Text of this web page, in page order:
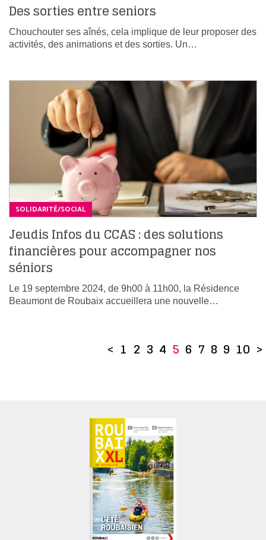
Des sorties entre seniors
Chouchouter ses aînés, cela implique de leur proposer des
activités, des animations et des sorties. Un…
SOLIDARITÉ/SOCIAL
Jeudis Infos du CCAS : des solutions
financières pour accompagner nos
séniors
Le 19 septembre 2024, de 9h00 à 11h00, la Résidence
Beaumont de Roubaix accueillera une nouvelle…
< 1 2 3 4 5 6 7 8 9 10 >